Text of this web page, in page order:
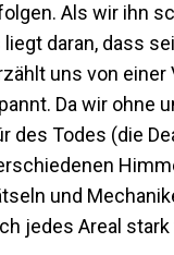
Als wir ihn
daran, dass
uns von
Da wir ohne
Todes (die
und
jedes Areal